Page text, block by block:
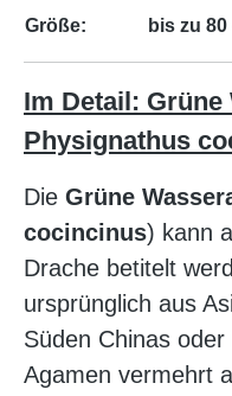
Größe: bis zu
Im Detail: Grüne
Physignathus
Die Grüne
cocincinus) kann
Drache betitelt
ursprünglich aus
Süden Chinas
Agamen vermehrt